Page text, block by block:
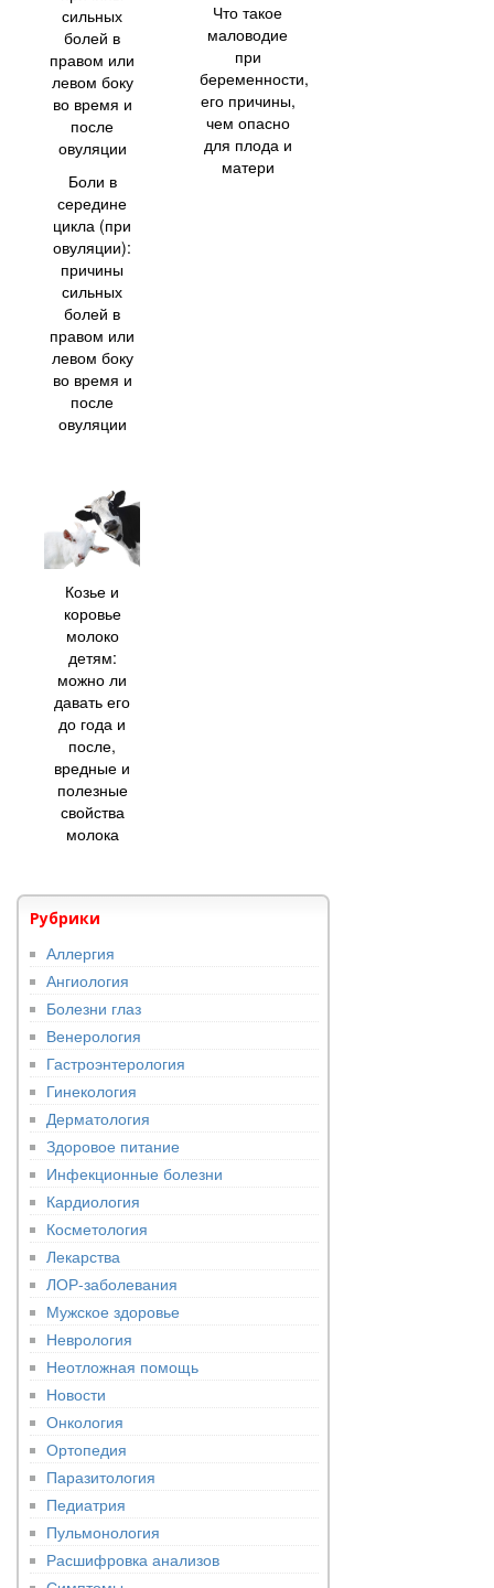
Боли в
середине
цикла (при
овуляции):
причины
сильных
болей в
правом или
левом боку
во время и
после
овуляции
Что такое
маловодие
при
беременности,
его причины,
чем опасно
для плода и
матери
Козье и
коровье
молоко
детям:
можно ли
давать его
до года и
после,
вредные и
полезные
свойства
молока
Рубрики
Аллергия
Ангиология
Болезни глаз
Венерология
Гастроэнтерология
Гинекология
Дерматология
Здоровое питание
Инфекционные болезни
Кардиология
Косметология
Лекарства
ЛОР-заболевания
Мужское здоровье
Неврология
Неотложная помощь
Новости
Онкология
Ортопедия
Паразитология
Педиатрия
Пульмонология
Расшифровка анализов